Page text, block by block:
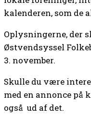
kalenderen, som de
Oplysningerne, der
Østvendsyssel
3. november.
Skulle du være
med en annonce på
også ud af det.